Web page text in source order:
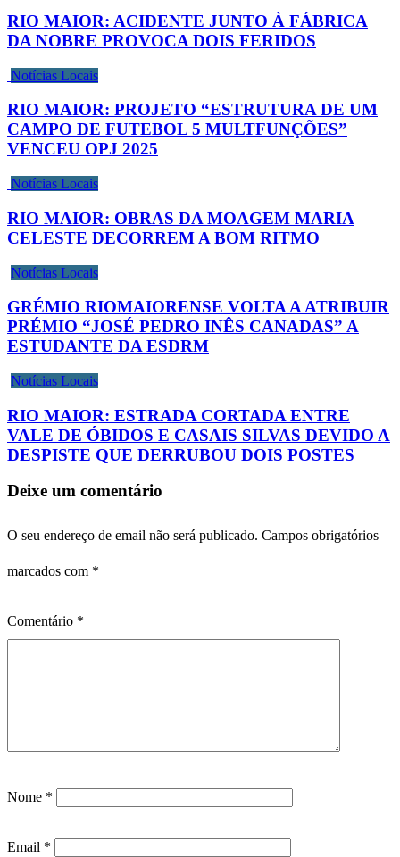
RIO MAIOR: ACIDENTE JUNTO À FÁBRICA
DA NOBRE PROVOCA DOIS FERIDOS
Notícias Locais
RIO MAIOR: PROJETO “ESTRUTURA DE UM
CAMPO DE FUTEBOL 5 MULTFUNÇÕES”
VENCEU OPJ 2025
Notícias Locais
RIO MAIOR: OBRAS DA MOAGEM MARIA
CELESTE DECORREM A BOM RITMO
Notícias Locais
GRÉMIO RIOMAIORENSE VOLTA A ATRIBUIR
PRÉMIO “JOSÉ PEDRO INÊS CANADAS” A
ESTUDANTE DA ESDRM
Notícias Locais
RIO MAIOR: ESTRADA CORTADA ENTRE
VALE DE ÓBIDOS E CASAIS SILVAS DEVIDO A
DESPISTE QUE DERRUBOU DOIS POSTES
Deixe um comentário
O seu endereço de email não será publicado. Campos obrigatórios
marcados com *
Comentário *
Nome *
Email *